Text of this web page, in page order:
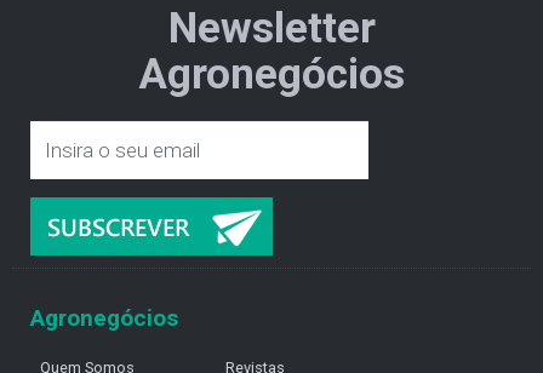
Newsletter
Agronegócios
Agronegócios
Quem Somos
Revistas